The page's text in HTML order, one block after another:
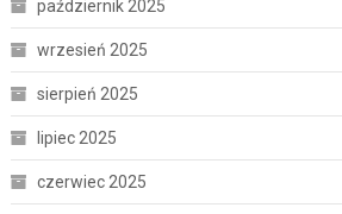
październik 2025
wrzesień 2025
sierpień 2025
lipiec 2025
czerwiec 2025